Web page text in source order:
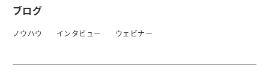
ブログ
ノウハウ インタビュー ウェビナー